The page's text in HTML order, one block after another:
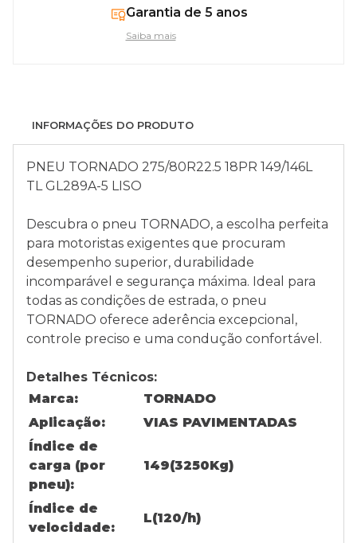
Garantia de 5 anos
Saiba mais
INFORMAÇÕES DO PRODUTO
PNEU TORNADO 275/80R22.5 18PR 149/146L
TL GL289A-5 LISO
Descubra o pneu TORNADO, a escolha perfeita
para motoristas exigentes que procuram
desempenho superior, durabilidade
incomparável e segurança máxima. Ideal para
todas as condições de estrada, o pneu
TORNADO oferece aderência excepcional,
controle preciso e uma condução confortável.
Detalhes Técnicos:
Marca:
TORNADO
Aplicação:
VIAS PAVIMENTADAS
Índice de
carga (por
pneu):
149(3250Kg)
Índice de
velocidade:
L(120/h)